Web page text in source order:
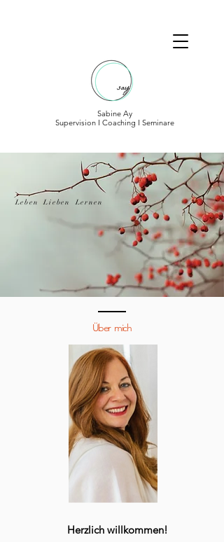
Sabine Ay
Supervision I Coaching I Seminare
Leben Lieben Lernen
Über mich
Herzlich willkommen!